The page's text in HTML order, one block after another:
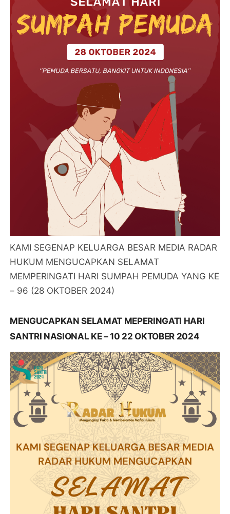
KAMI SEGENAP KELUARGA BESAR MEDIA RADAR
HUKUM MENGUCAPKAN SELAMAT
MEMPERINGATI HARI SUMPAH PEMUDA YANG KE
– 96 (28 OKTOBER 2024)
MENGUCAPKAN SELAMAT MEPERINGATI HARI
SANTRI NASIONAL KE – 10 22 OKTOBER 2024